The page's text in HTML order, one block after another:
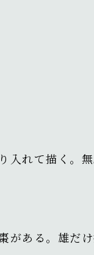
入れて描く。
ある。雄だ